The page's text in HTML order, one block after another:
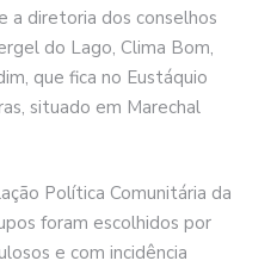
a diretoria dos conselhos
do Lago, Clima Bom,
que fica no Eustáquio
situado em Marechal
Política Comunitária da
foram escolhidos por
e com incidência